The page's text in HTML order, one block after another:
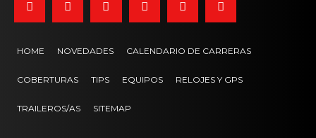
HOME NOVEDADES CALENDARIO DE CARRERAS
COBERTURAS TIPS EQUIPOS RELOJES Y GPS
TRAILEROS/AS SITEMAP